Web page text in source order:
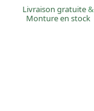
Livraison gratuite&
Monture en stock